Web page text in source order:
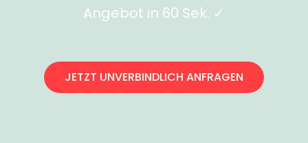
Angebot in 60 Sek. ✓
JETZT UNVERBINDLICH ANFRAGEN